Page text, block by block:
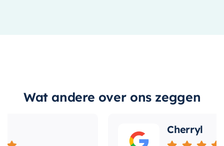
Wat andere over ons zeggen
Cherryl